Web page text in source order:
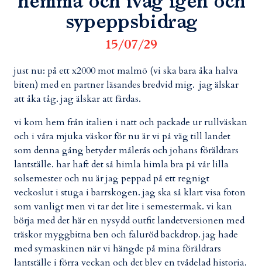
sypeppsbidrag
15/07/29
just nu: på ett x2000 mot malmö (vi ska bara åka halva
biten) med en partner läsandes bredvid mig. jag älskar
att åka tåg. jag älskar att färdas.
vi kom hem från italien i natt och packade ur rullväskan
och i våra mjuka väskor för nu är vi på väg till landet
som denna gång betyder målerås och johans föräldrars
lantställe. har haft det så himla himla bra på vår lilla
solsemester och nu är jag peppad på ett regnigt
veckoslut i stuga i barrskogen. jag ska så klart visa foton
som vanligt men vi tar det lite i semestermak. vi kan
börja med det här en nysydd outfit landetversionen med
träskor myggbitna ben och faluröd backdrop. jag hade
med symaskinen när vi hängde på mina föräldrars
lantställe i förra veckan och det blev en tvådelad historia.